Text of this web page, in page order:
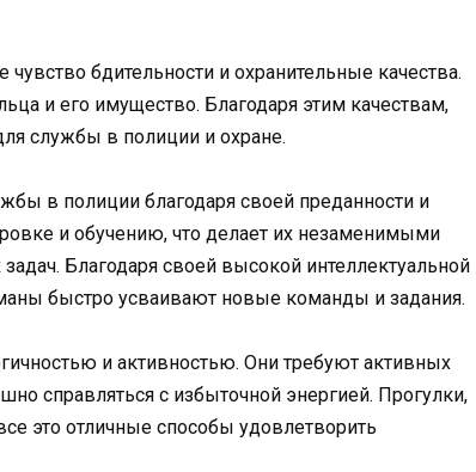
бдительности и охранительные качества.
и его имущество. Благодаря этим качествам,
службы в полиции и охране.
в полиции благодаря своей преданности и
и обучению, что делает их незаменимыми
Благодаря своей высокой интеллектуальной
быстро усваивают новые команды и задания.
и активностью. Они требуют активных
справляться с избыточной энергией. Прогулки,
это отличные способы удовлетворить